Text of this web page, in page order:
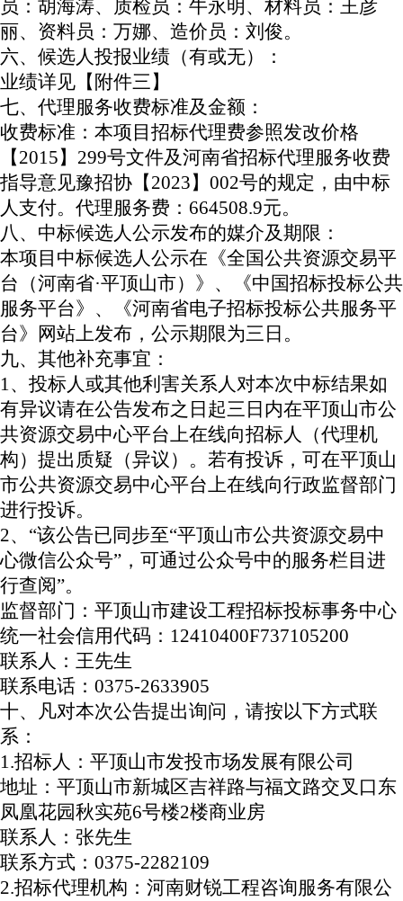
员：胡海涛、质检员：牛永明、材料员：王彦
丽、资料员：万娜、造价员：刘俊。
六、候选人投报业绩（有或无）：
业绩详见【附件三】
七、代理服务收费标准及金额：
收费标准：本项目招标代理费参照发改价格
【2015】299号文件及河南省招标代理服务收费
指导意见豫招协【2023】002号的规定，由中标
人支付。代理服务费：664508.9元。
八、中标候选人公示发布的媒介及期限：
本项目中标候选人公示在《全国公共资源交易平
台（河南省·平顶山市）》、《中国招标投标公共
服务平台》、《河南省电子招标投标公共服务平
台》网站上发布，公示期限为三日。
九、其他补充事宜：
1、投标人或其他利害关系人对本次中标结果如
有异议请在公告发布之日起三日内在平顶山市公
共资源交易中心平台上在线向招标人（代理机
构）提出质疑（异议）。若有投诉，可在平顶山
市公共资源交易中心平台上在线向行政监督部门
进行投诉。
2、“该公告已同步至“平顶山市公共资源交易中
心微信公众号”，可通过公众号中的服务栏目进
行查阅”。
监督部门：平顶山市建设工程招标投标事务中心
统一社会信用代码： 12410400F737105200
联系人：王先生
联系电话： 0375-2633905
十、凡对本次公告提出询问，请按以下方式联
系：
1.招标人：平顶山市发投市场发展有限公司
地址：平顶山市新城区吉祥路与福文路交叉口东
凤凰花园秋实苑6号楼2楼商业房
联系人：张先生
联系方式： 0375-2282109
2.招标代理机构：河南财锐工程咨询服务有限公